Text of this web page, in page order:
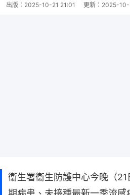
出版： 2025-10-21 21:01 更新： 2025-10-
衞生署衞生防護中心今晚（